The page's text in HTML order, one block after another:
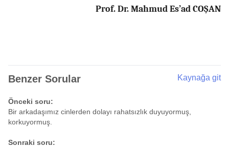
Prof. Dr. Mahmud Es’ad COŞAN
Benzer Sorular Kaynağa git
Önceki soru:
Bir arkadaşımız cinlerden dolayı rahatsızlık duyuyormuş,
korkuyormuş.
Sonraki soru: